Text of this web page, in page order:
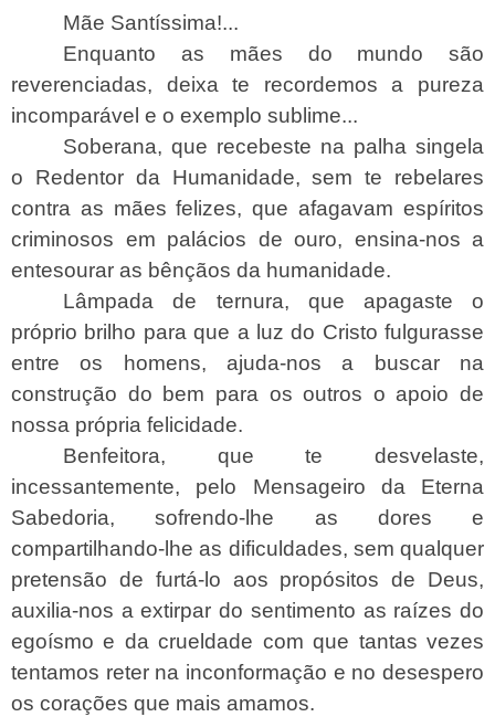
Mãe Santíssima!...
Enquanto as mães do mundo são
reverenciadas, deixa te recordemos a pureza
incomparável e o exemplo sublime...
Soberana, que recebeste na palha singela
o Redentor da Humanidade, sem te rebelares
contra as mães felizes, que afagavam espíritos
criminosos em palácios de ouro, ensina-nos a
entesourar as bênçãos da humanidade.
Lâmpada de ternura, que apagaste o
próprio brilho para que a luz do Cristo fulgurasse
entre os homens, ajuda-nos a buscar na
construção do bem para os outros o apoio de
nossa própria felicidade.
Benfeitora, que te desvelaste,
incessantemente, pelo Mensageiro da Eterna
Sabedoria, sofrendo-lhe as dores e
compartilhando-lhe as dificuldades, sem qualquer
pretensão de furtá-lo aos propósitos de Deus,
auxilia-nos a extirpar do sentimento as raízes do
egoísmo e da crueldade com que tantas vezes
tentamos reter na inconformação e no desespero
os corações que mais amamos.